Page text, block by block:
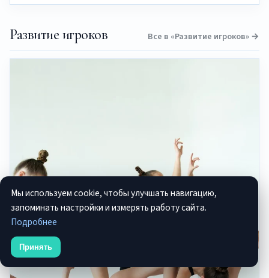
Развитие игроков Все в «Развитие игроков» →
Мы используем cookie, чтобы улучшать навигацию,
запоминать настройки и измерять работу сайта.
Подробнее
Принять